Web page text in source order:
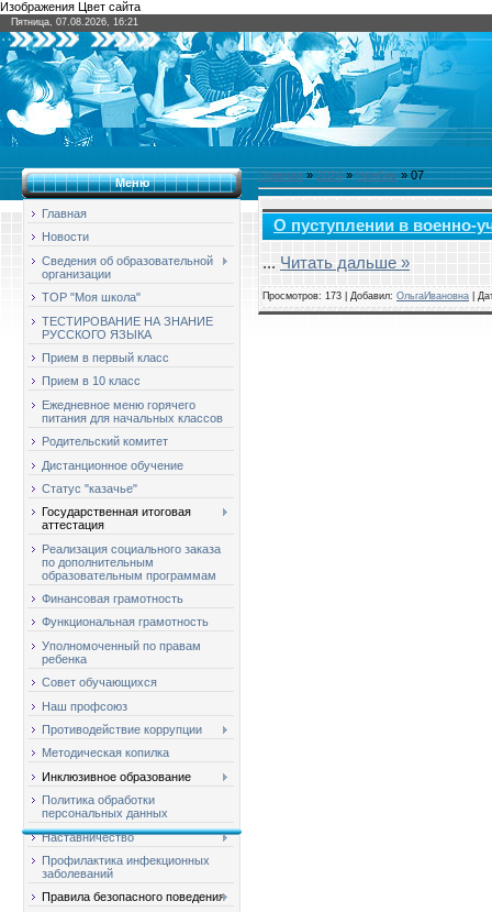
Изображения Цвет сайта
Пятница, 07.08.2026, 16:21
Меню
Главная
Новости
Сведения об образовательной
организации
ТОР "Моя школа"
ТЕСТИРОВАНИЕ НА ЗНАНИЕ
РУССКОГО ЯЗЫКА
Прием в первый класс
Прием в 10 класс
Ежедневное меню горячего
питания для начальных классов
Родительский комитет
Дистанционное обучение
Статус "казачье"
Государственная итоговая
аттестация
Реализация социального заказа
по дополнительным
образовательным программам
Финансовая грамотность
Функциональная грамотность
Уполномоченный по правам
ребенка
Совет обучающихся
Наш профсоюз
Противодействие коррупции
Методическая копилка
Инклюзивное образование
Политика обработки
персональных данных
Наставничество
Профилактика инфекционных
заболеваний
Правила безопасного поведения
Главная»2024 » Ноябрь » 07
О пуступлении в военно-
... Читать дальше »
Просмотров: 173 | Добавил: ОльгаИвановна |